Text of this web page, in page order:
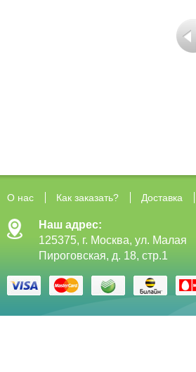
О нас Как заказать? Доставка
Наш адрес:
125375, г. Москва, ул. Малая
Пироговская, д. 18, стр.1